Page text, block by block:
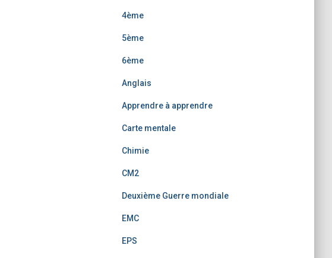
4ème
5ème
6ème
Anglais
Apprendre à apprendre
Carte mentale
Chimie
CM2
Deuxième Guerre mondiale
EMC
EPS